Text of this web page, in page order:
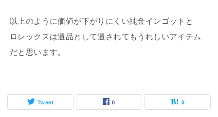
以上のように価値が下がりにくい純金インゴットと
ロレックスは遺品として遺されてもうれしいアイテム
だと思います。
Tweet 0 0